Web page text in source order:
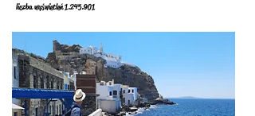
liczba wyświetleń1.245.901